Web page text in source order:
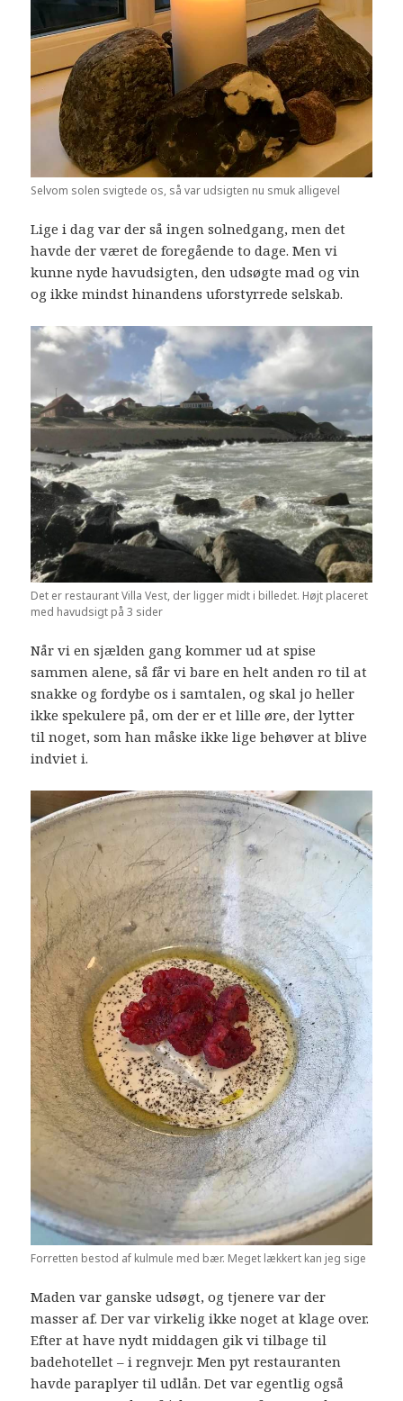
Selvom solen svigtede os, så var udsigten nu smuk alligevel
Lige i dag var der så ingen solnedgang, men det
havde der været de foregående to dage. Men vi
kunne nyde havudsigten, den udsøgte mad og vin
og ikke mindst hinandens uforstyrrede selskab.
Det er restaurant Villa Vest, der ligger midt i billedet. Højt placeret
med havudsigt på 3 sider
Når vi en sjælden gang kommer ud at spise
sammen alene, så får vi bare en helt anden ro til at
snakke og fordybe os i samtalen, og skal jo heller
ikke spekulere på, om der er et lille øre, der lytter
til noget, som han måske ikke lige behøver at blive
indviet i.
Forretten bestod af kulmule med bær. Meget lækkert kan jeg sige
Maden var ganske udsøgt, og tjenere var der
masser af. Der var virkelig ikke noget at klage over.
Efter at have nydt middagen gik vi tilbage til
badehotellet – i regnvejr. Men pyt restauranten
havde paraplyer til udlån. Det var egentlig også